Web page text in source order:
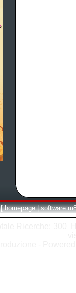
[ homepage | software